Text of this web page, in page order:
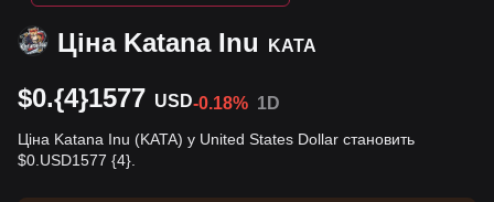
Ціна Katana Inu KATA
$0.{4}1577 USD-0.18% 1D
Ціна Katana Inu (KATA) у United States Dollar становить
$0.USD1577 {4}.